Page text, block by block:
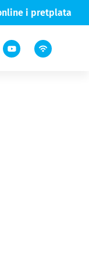
i pretplata